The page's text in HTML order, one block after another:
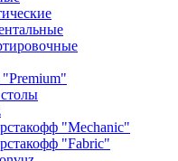
"Mechanic"
"Fabric"